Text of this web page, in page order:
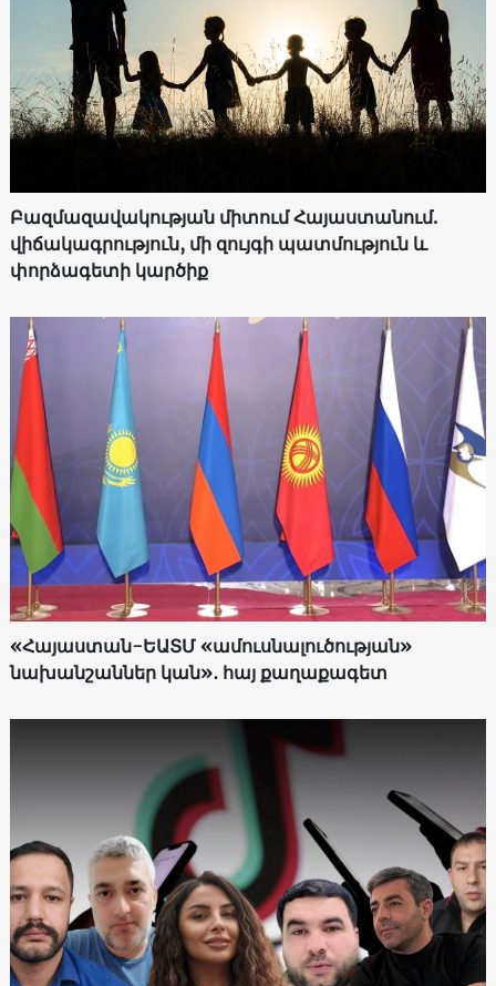
Բազմազավակության միտում Հայաստանում.
վիճակագրություն, մի զույգի պատմություն և
փորձագետի կարծիք
«Հայաստան-ԵԱՏՄ «ամուսնալուծության»
նախանշաններ կան»․ հայ քաղաքագետ